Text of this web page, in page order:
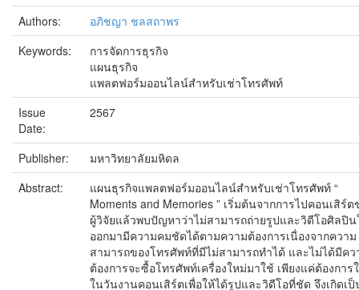
Authors:
อภิชญา ชลสถาพร
Keywords:
การจัดการธุรกิจ
แผนธุรกิจ
แพลตฟอร์มออนไลน์สำหรับเช่าโทรศัพท์
Issue
Date:
2567
Publisher:
มหาวิทยาลัยมหิดล
Abstract:
แผนธุรกิจแพลตฟอร์มออนไลน์สำหรับเช่าโทรศัพท์ “
Moments and Memories ” เริ่มต้นจากการไปคอนเสิร์ต
ผู้วิจัยแล้วพบปัญหาว่าไม่สามารถถ่ายรูปและวิดีโอศิลปิน
ออกมามีความคมชัดได้ตามความต้องการเนื่องจากความ
สามารถของโทรศัพท์ที่มีไม่สามารถทำได้ และไม่ได้มีคว
ต้องการจะซื้อโทรศัพท์เครื่องใหม่มาใช้ เพียงแค่ต้องการ
ในวันงานคอนเสิร์ตเพื่อให้ได้รูปและวิดีโอที่ชัด จึงเกิดเป็